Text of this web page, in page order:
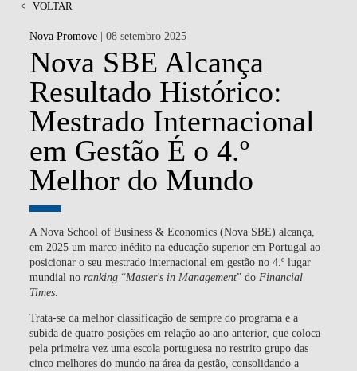
< VOLTAR
Nova Promove| 08 setembro 2025
Nova SBE Alcança
Resultado Histórico:
Mestrado Internacional
em Gestão É o 4.º
Melhor do Mundo
A Nova School of Business & Economics (Nova SBE) alcança,
em 2025 um marco inédito na educação superior em Portugal ao
posicionar o seu mestrado internacional em gestão no 4.º lugar
mundial noranking “Master's in Management” do Financial
Times.
Trata-se da melhor classificação de sempre do programa e a
subida de quatro posições em relação ao ano anterior, que coloca
pela primeira vez uma escola portuguesa no restrito grupo das
cinco melhores do mundo na área da gestão, consolidando a